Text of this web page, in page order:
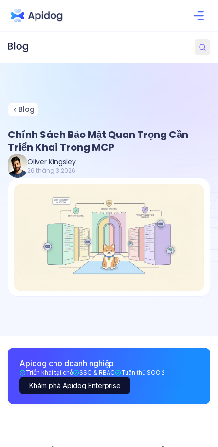
Blog
Chính Sách Bảo Mật Quan Trọng Cần
Triển Khai Trong MCP
Oliver Kingsley
26 tháng 3 2026
Apidog cho doanh nghiệp
Triển khai tại chỗ SSO & RBAC Tuân thủ SOC 2
Khám phá Apidog Enterprise